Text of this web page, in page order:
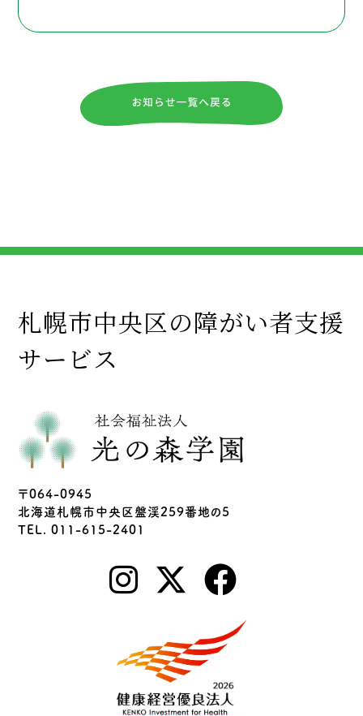
札幌市中央区の障がい者支援
サービス
〒064-0945
北海道札幌市中央区盤渓259番地の5
TEL. 011-615-2401